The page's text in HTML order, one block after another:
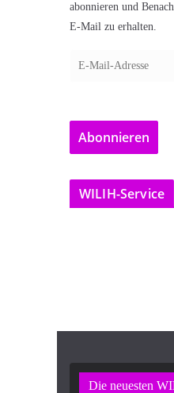
abonnieren und
E-Mail zu erhalten.
a
l
-
Abonnieren
WILIH-Service
Die neuesten